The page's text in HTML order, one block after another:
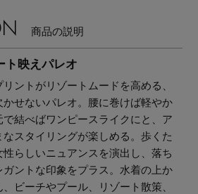
商品の説明
ト映えパレオ
ントがリゾートムードを高める、
せないパレオ。腰に巻けば軽やか
結べばワンピースライクにと、ア
スタイリングが楽しめる。歩くた
らしいニュアンスを演出し、落ち
ントな印象をプラス。水着の上か
ビーチやプール、リゾート散策、